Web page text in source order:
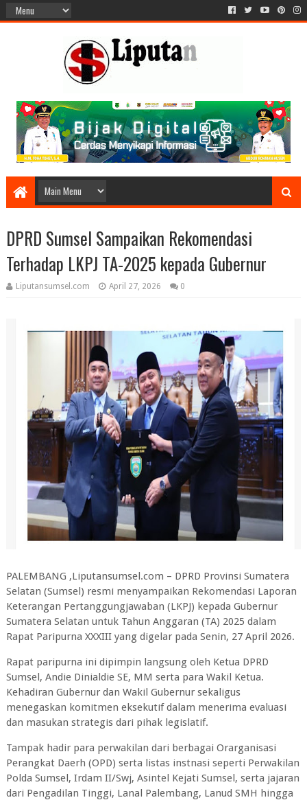
DPRD Sumsel Sampaikan Rekomendasi
Terhadap LKPJ TA-2025 kepada Gubernur
Liputansumsel.com April 27, 2026 0
PALEMBANG ,Liputansumsel.com – DPRD Provinsi Sumatera
Selatan (Sumsel) resmi menyampaikan Rekomendasi Laporan
Keterangan Pertanggungjawaban (LKPJ) kepada Gubernur
Sumatera Selatan untuk Tahun Anggaran (TA) 2025 dalam
Rapat Paripurna XXXIII yang digelar pada Senin, 27 April 2026.
Rapat paripurna ini dipimpin langsung oleh Ketua DPRD
Sumsel, Andie Dinialdie SE, MM serta para Wakil Ketua.
Kehadiran Gubernur dan Wakil Gubernur sekaligus
menegaskan komitmen eksekutif dalam menerima evaluasi
dan masukan strategis dari pihak legislatif.
Tampak hadir para perwakilan dari berbagai Orarganisasi
Perangkat Daerh (OPD) serta listas instnasi seperti Perwakilan
Polda Sumsel, Irdam II/Swj, Asintel Kejati Sumsel, serta jajaran
dari Pengadilan Tinggi, Lanal Palembang, Lanud SMH hingga